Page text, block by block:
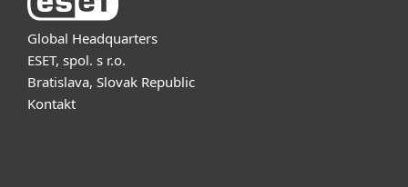
Global Headquarters
ESET, spol. s r.o.
Bratislava, Slovak Republic
Kontakt